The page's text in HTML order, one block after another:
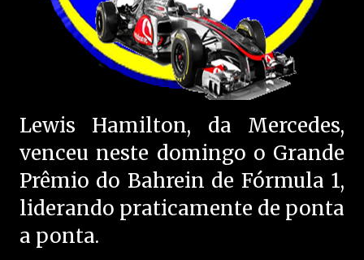
Lewis Hamilton, da Mercedes,
venceu neste domingo o Grande
Prêmio do Bahrein de Fórmula 1,
liderando praticamente de ponta
a ponta.